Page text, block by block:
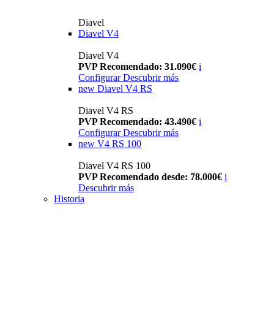
Diavel
Diavel V4
Diavel V4
PVP Recomendado: 31.090€ i
Configurar Descubrir más
new Diavel V4 RS
Diavel V4 RS
PVP Recomendado: 43.490€ i
Configurar Descubrir más
new V4 RS 100
Diavel V4 RS 100
PVP Recomendado desde: 78.000€ i
Descubrir más
Historia